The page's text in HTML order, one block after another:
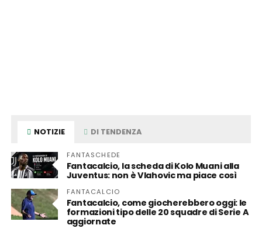
NOTIZIE DI TENDENZA
FANTASCHEDE
Fantacalcio, la scheda di Kolo Muani alla
Juventus: non è Vlahovic ma piace così
FANTACALCIO
Fantacalcio, come giocherebbero oggi: le
formazioni tipo delle 20 squadre di Serie A
aggiornate